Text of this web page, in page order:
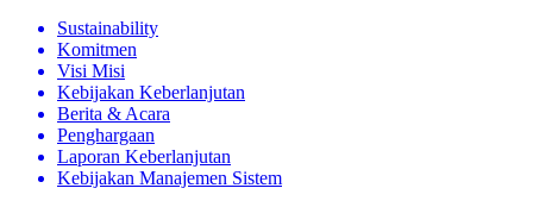
Sustainability
Komitmen
Visi Misi
Kebijakan Keberlanjutan
Berita & Acara
Penghargaan
Laporan Keberlanjutan
Kebijakan Manajemen Sistem